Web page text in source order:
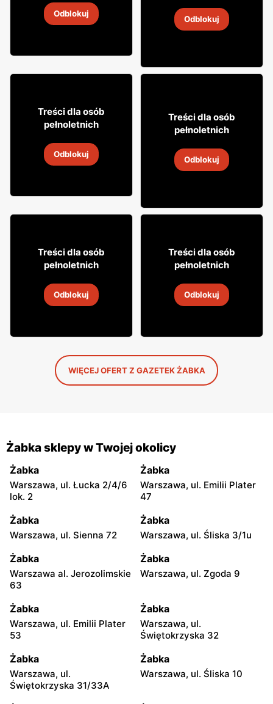
18 sie 2026Odblokuj
Napój alkoholowy Soplica
18 sie 2026
Odblokuj
7 99
18 sie 2026
Treści dla osób
pełnoletnich
Odblokuj
3199
Napój alkoholowy Soplica
18 sie 2026
Treści dla osób
pełnoletnich
Odblokuj
1699
18 sie 2026
Treści dla osób
pełnoletnich
Odblokuj
4999
18 sie 2026
Treści dla osób
pełnoletnich
Odblokuj
WIĘCEJ OFERT Z GAZETEK ŻABKA
Żabka sklepy w Twojej okolicy
Żabka
Warszawa, ul. Łucka 2/4/6
lok. 2
Żabka
Warszawa, ul. Emilii Plater
47
Żabka
Warszawa, ul. Sienna 72
Żabka
Warszawa, ul. Śliska 3/1u
Żabka
Warszawa al. Jerozolimskie
63
Żabka
Warszawa, ul. Zgoda 9
Żabka
Warszawa, ul. Emilii Plater
53
Żabka
Warszawa, ul.
Świętokrzyska 32
Żabka
Warszawa, ul.
Świętokrzyska 31/33A
Żabka
Warszawa, ul. Śliska 10